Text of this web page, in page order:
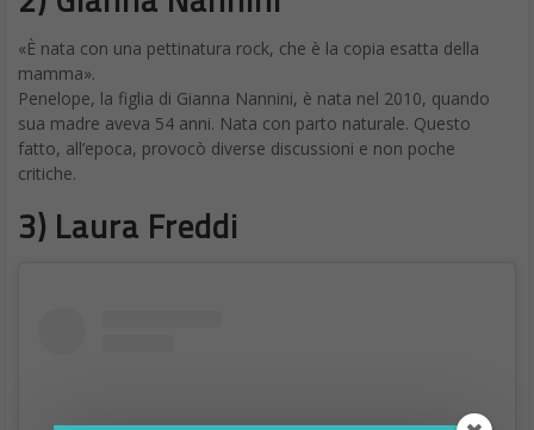
Visualizza questo post su Instagram